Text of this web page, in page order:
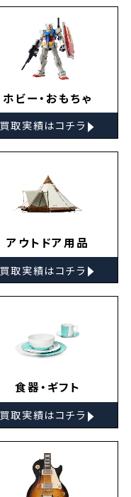
ホビー・おもちゃ
買取実績はコチラ ▸
アウトドア用品
買取実績はコチラ ▸
食器・ギフト
買取実績はコチラ ▸